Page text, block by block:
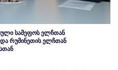
სამეფოს ელჩთან
რუმინეთის ელჩთან